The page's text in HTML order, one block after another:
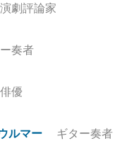
劇評論家
奏者
俳優
ルマー ギター奏者